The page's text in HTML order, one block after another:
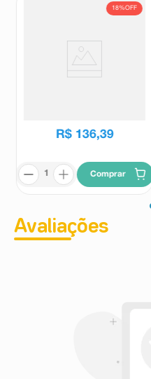
18%OFF
R$ 136,39
Comprar
Avaliações